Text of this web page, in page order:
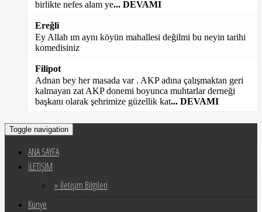
birlikte nefes alam ye... DEVAMI
Ereğli
Ey Allah ım aynı köyün mahallesi değilmi bu neyin tarihi
komedisiniz
Filipot
Adnan bey her masada var . AKP adına çalışmaktan geri
kalmayan zat AKP donemi boyunca muhtarlar derneği
başkanı olarak şehrimize güzellik kat... DEVAMI
Toggle navigation
ANA SAYFA
İLETİŞİM
» İletişim Bilgileri
Künye